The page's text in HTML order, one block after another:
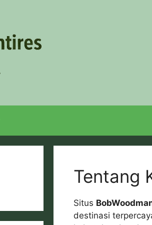
Tentang
Situs
destinasi